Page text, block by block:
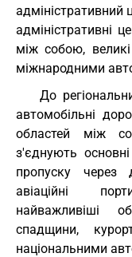
адміністративний
адміністративні
між собою,
міжнародними
До
автомобільні
областей між
з'єднують
пропуску через
авіаційні
найважливіші
спадщини,
національними